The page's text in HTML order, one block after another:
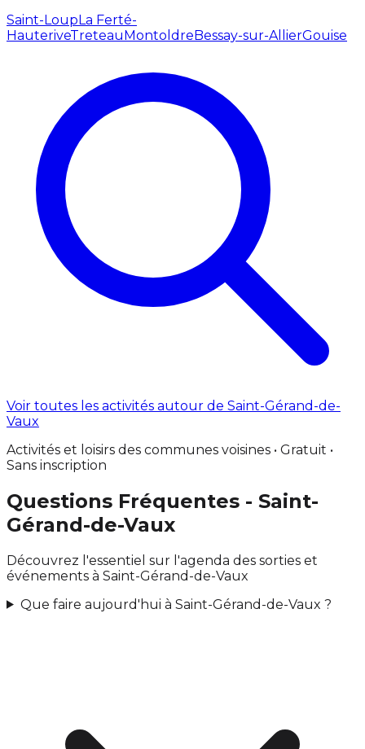
Saint-LoupLa Ferté-
HauteriveTreteauMontoldreBessay-sur-AllierGouise
Voir toutes les activités autour de Saint-Gérand-de-
Vaux
Activités et loisirs des communes voisines • Gratuit •
Sans inscription
Questions Fréquentes - Saint-
Gérand-de-Vaux
Découvrez l'essentiel sur l'agenda des sorties et
événements à Saint-Gérand-de-Vaux
Que faire aujourd'hui à Saint-Gérand-de-Vaux ?